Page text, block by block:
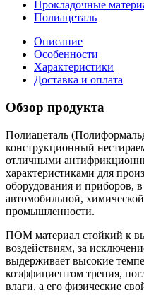
Прокладочные
Полиацеталь
Описание
Особенности
Характеристики
Доставка и оплата
Обзор продукта
Полиацеталь
конструкционный
отличными
характеристиками для
оборудования и приборов,
автомобильной,
промышленности.
ПОМ материал стойкий к
воздействиям, за
выдерживает высокие
коэффициентом трения,
влаги, а его физические